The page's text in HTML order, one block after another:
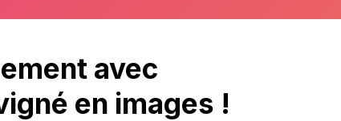
avec
en images !